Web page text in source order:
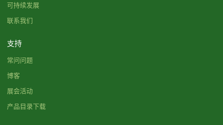
可持续发展
联系我们
支持
常问问题
博客
展会活动
产品目录下载